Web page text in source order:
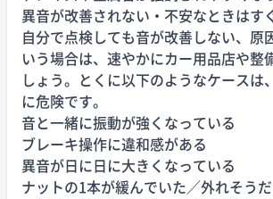
異音が改善されない・不安なときはす
自分で点検しても音が改善しない、原
いう場合は、速やかにカー用品店や整
しょう。とくに以下のようなケースは
に危険です。
音と一緒に振動が強くなっている
ブレーキ操作に違和感がある
異音が日に日に大きくなっている
ナットの1本が緩んでいた／外れそう